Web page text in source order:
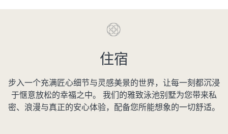
住宿
步入一个充满匠心细节与灵感美景的世界，让每一刻都沉浸
于惬意放松的幸福之中。 我们的雅致泳池别墅为您带来私
密、浪漫与真正的安心体验，配备您所能想象的一切舒适。